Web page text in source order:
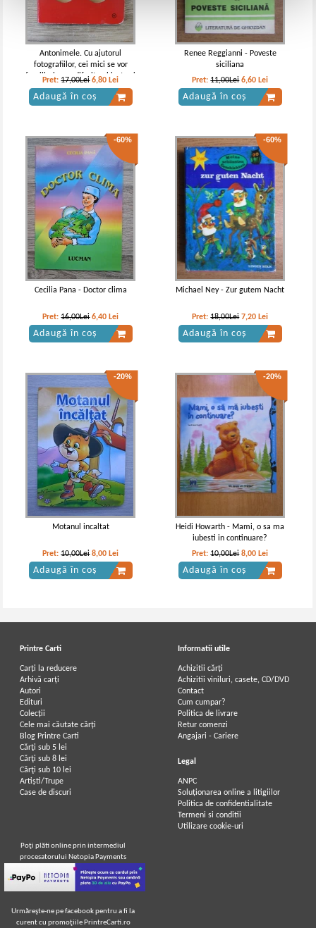
Antonimele. Cu ajutorul
fotografiilor, cei mici se vor
familiariza cu diferite obiecte si
antonime
Pret:17,00Lei 6,80 Lei
Adaugă în coș
Renee Reggianni - Poveste
siciliana
Pret:11,00Lei 6,60 Lei
Adaugă în coș
-60%
Cecilia Pana - Doctor clima
Pret:16,00Lei 6,40 Lei
Adaugă în coș
-60%
Michael Ney - Zur gutem Nacht
Pret:18,00Lei 7,20 Lei
Adaugă în coș
-20%
Motanul incaltat
Pret:10,00Lei 8,00 Lei
Adaugă în coș
-20%
Heidi Howarth - Mami, o sa ma
iubesti in continuare?
Pret:10,00Lei 8,00 Lei
Adaugă în coș
Printre Carti
Carți la reducere
Arhivă carți
Autori
Edituri
Colecții
Cele mai căutate cărți
Blog Printre Carti
Cărţi sub 5 lei
Cărţi sub 8 lei
Cărţi sub 10 lei
Artiști/Trupe
Case de discuri
Informatii utile
Achizitii cărți
Achizitii viniluri, casete, CD/DVD
Contact
Cum cumpar?
Politica de livrare
Retur comenzi
Angajari - Cariere
Legal
ANPC
Soluționarea online a litigiilor
Politica de confidentialitate
Termeni si conditii
Utilizare cookie-uri
Poţi plăti online prin intermediul
procesatorului Netopia Payments
Urmăreşte-ne pe facebook pentru a fi la
curent cu promoţiile PrintreCarti.ro